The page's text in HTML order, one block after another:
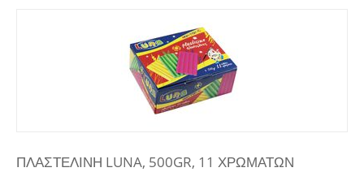
ΠΛΑΣΤΕΛΙΝΗ LUNA, 500GR, 11 ΧΡΩΜΑΤΩΝ